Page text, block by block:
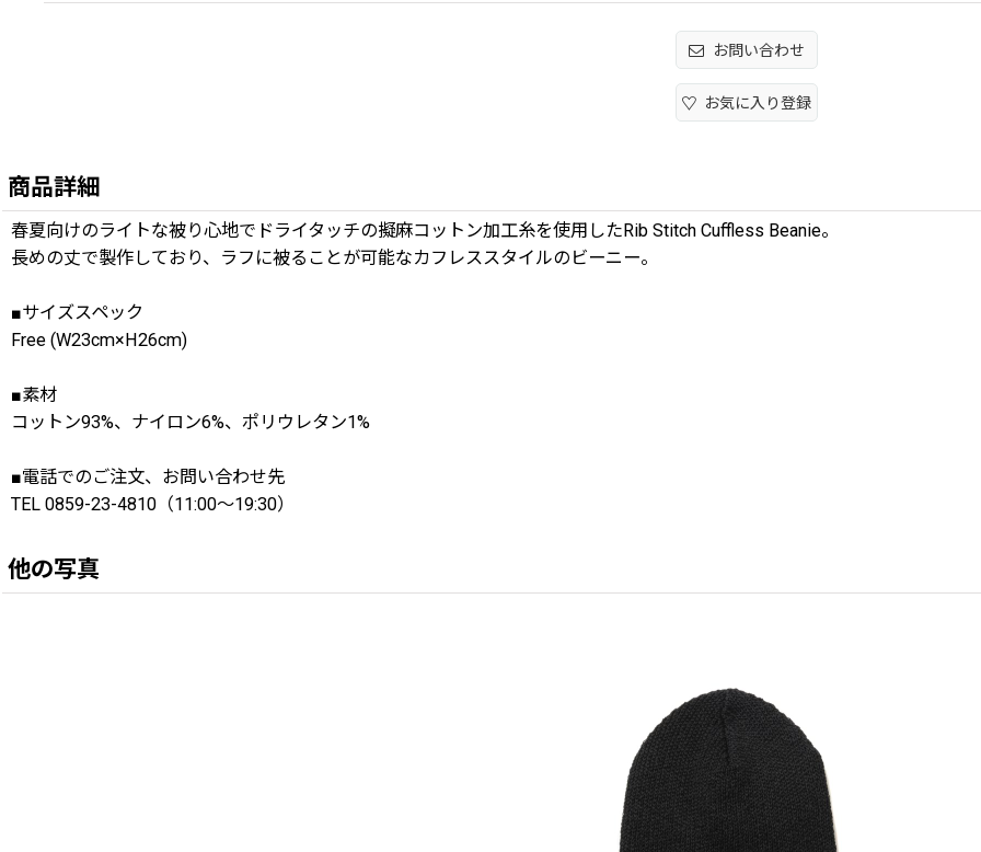
お問い合わせ
お気に入り登録
商品詳細
春夏向けのライトな被り心地でドライタッチの擬麻コットン加工糸を使用したRib Stitch Cuffless Beanie。
長めの丈で製作しており、ラフに被ることが可能なカフレススタイルのビーニー。
■サイズスペック
Free (W23cm×H26cm)
■素材
コットン93%、ナイロン6%、ポリウレタン1%
■電話でのご注文、お問い合わせ先
TEL 0859-23-4810（11:00〜19:30）
他の写真